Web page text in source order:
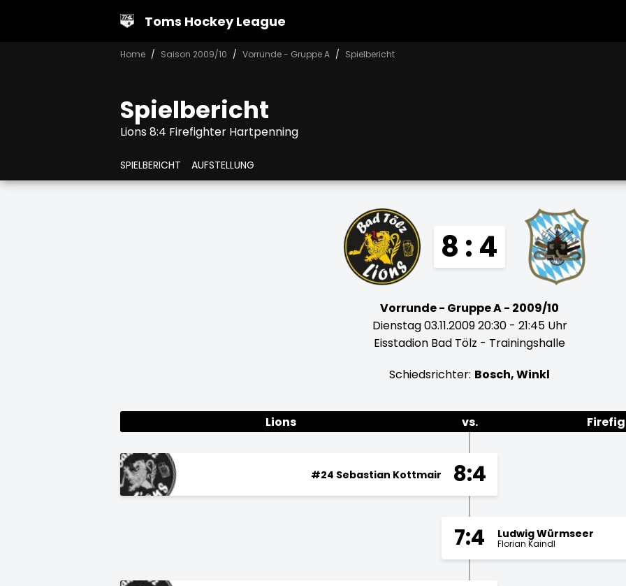
Toms Hockey League
Home Saison 2009/10 Vorrunde - Gruppe A Spielbericht
Spielbericht
Lions 8:4 Firefighter Hartpenning
SPIELBERICHT AUFSTELLUNG
8 : 4
Vorrunde - Gruppe A - 2009/10
Dienstag 03.11.2009 20:30 - 21:45 Uhr
Eisstadion Bad Tölz - Trainingshalle
Schiedsrichter: Bosch, Winkl
Lions vs.
8:4
#24 Sebastian Kottmair
7:4 Ludwig Würmseer
Florian Kaindl